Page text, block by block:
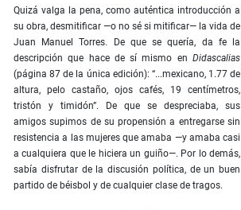
Quizá valga la pena, como auténtica introducción a
su obra, desmitificar —o no sé si mitificar— la vida de
Juan Manuel Torres. De que se quería, da fe la
descripción que hace de sí mismo en Didascalias
(página 87 de la única edición): “...mexicano, 1.77 de
altura, pelo castaño, ojos cafés, 19 centímetros,
tristón y timidón”. De que se despreciaba, sus
amigos supimos de su propensión a entregarse sin
resistencia a las mujeres que amaba —y amaba casi
a cualquiera que le hiciera un guiño—. Por lo demás,
sabía disfrutar de la discusión política, de un buen
partido de béisbol y de cualquier clase de tragos.